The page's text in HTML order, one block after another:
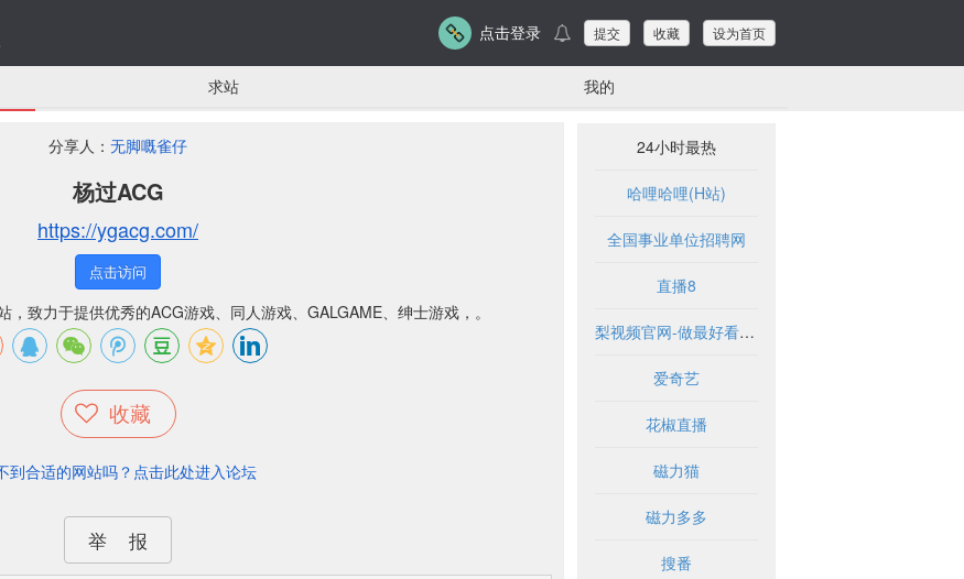
点击登录 提交 收藏 设为首页
求站 我的
分享人： 无脚嘅雀仔
杨过ACG
https://ygacg.com/
点击访问
致力于提供优秀的ACG游戏、同人游戏、GALGAME、绅士游戏，。
收藏
到合适的网站吗？点击此处进入论坛
举 报
24小时最热
哈哩哈哩(H站)
全国事业单位招聘网
直播8
梨视频官网-做最好看的资讯短视频-Pear Video
爱奇艺
花椒直播
磁力猫
磁力多多
搜番